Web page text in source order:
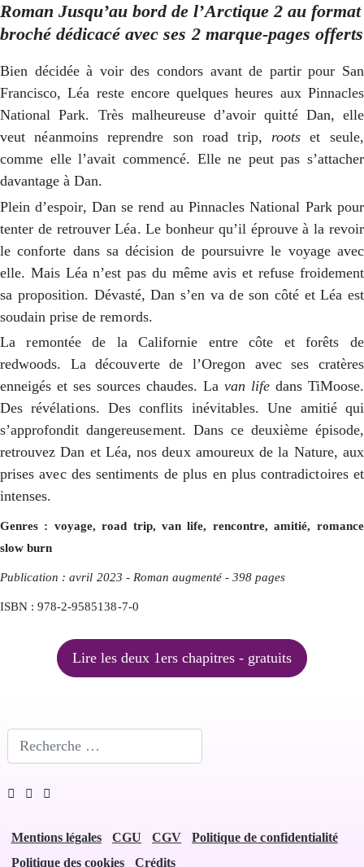
Roman Jusqu’au bord de l’Arctique 2 au format
broché dédicacé avec ses 2 marque-pages offerts
Bien décidée à voir des condors avant de partir pour San
Francisco, Léa reste encore quelques heures aux Pinnacles
National Park. Très malheureuse d’avoir quitté Dan, elle
veut néanmoins reprendre son road trip, roots et seule,
comme elle l’avait commencé. Elle ne peut pas s’attacher
davantage à Dan.
Plein d’espoir, Dan se rend au Pinnacles National Park pour
tenter de retrouver Léa. Le bonheur qu’il éprouve à la revoir
le conforte dans sa décision de poursuivre le voyage avec
elle. Mais Léa n’est pas du même avis et refuse froidement
sa proposition. Dévasté, Dan s’en va de son côté et Léa est
soudain prise de remords.
La remontée de la Californie entre côte et forêts de
redwoods. La découverte de l’Oregon avec ses cratères
enneigés et ses sources chaudes. La van lifedans TiMoose.
Des révélations. Des conflits inévitables. Une amitié qui
s’approfondit dangereusement. Dans ce deuxième épisode,
retrouvez Dan et Léa, nos deux amoureux de la Nature, aux
prises avec des sentiments de plus en plus contradictoires et
intenses.
Genres : voyage, road trip, van life, rencontre, amitié, romance
slow burn
Publication : avril 2023 - Roman augmenté - 398 pages
ISBN : 978-2-9585138-7-0
Lire les deux 1ers chapitres - gratuits
Mentions légales CGU CGV
Politique de confidentialité
Politique des cookies
Crédits